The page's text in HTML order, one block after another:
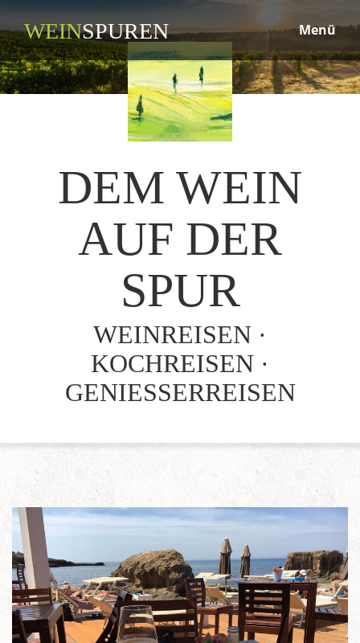
WEINSPUREN Menü
DEM WEIN
AUF DER
SPUR
WEINREISEN ·
KOCHREISEN ·
GENIESSERREISEN